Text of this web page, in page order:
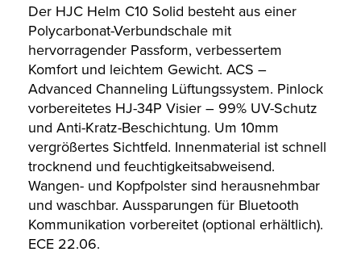
Der HJC Helm C10 Solid besteht aus einer
Polycarbonat-Verbundschale mit
hervorragender Passform, verbessertem
Komfort und leichtem Gewicht. ACS –
Advanced Channeling Lüftungssystem. Pinlock
vorbereitetes HJ-34P Visier – 99% UV-Schutz
und Anti-Kratz-Beschichtung. Um 10mm
vergrößertes Sichtfeld. Innenmaterial ist schnell
trocknend und feuchtigkeitsabweisend.
Wangen- und Kopfpolster sind herausnehmbar
und waschbar. Aussparungen für Bluetooth
Kommunikation vorbereitet (optional erhältlich).
ECE 22.06.